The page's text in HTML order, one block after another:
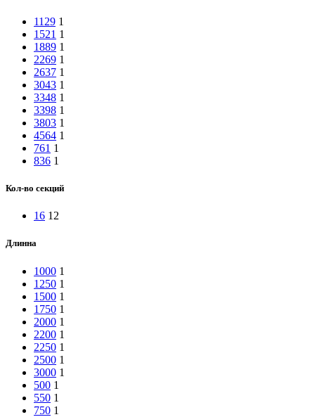
1129 1
1521 1
1889 1
2269 1
2637 1
3043 1
3348 1
3398 1
3803 1
4564 1
761 1
836 1
Кол-во секций
16 12
Длинна
1000 1
1250 1
1500 1
1750 1
2000 1
2200 1
2250 1
2500 1
3000 1
500 1
550 1
750 1